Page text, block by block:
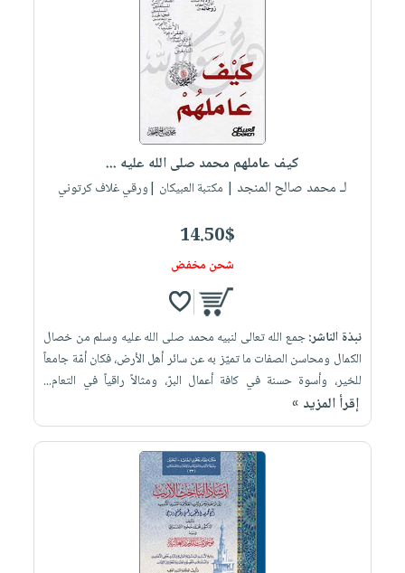
كيف عاملهم محمد صلى الله عليه ...
لـ محمد صالح المنجد | مكتبة العبيكان |ورقي غلاف كرتوني
14.50$
شحن مخفض
نبذة الناشر:جمع الله تعالى لنبيه محمد صلى الله عليه وسلم من خصال
الكمال ومحاسن الصفات ما تميّز به عن سائر أهل الأرض، فكان أمّة جامعاً
للخير، وأسوة حسنة في كافة أعمال البرّ، ومثالاً راقياً في التعام...
إقرأ المزيد »